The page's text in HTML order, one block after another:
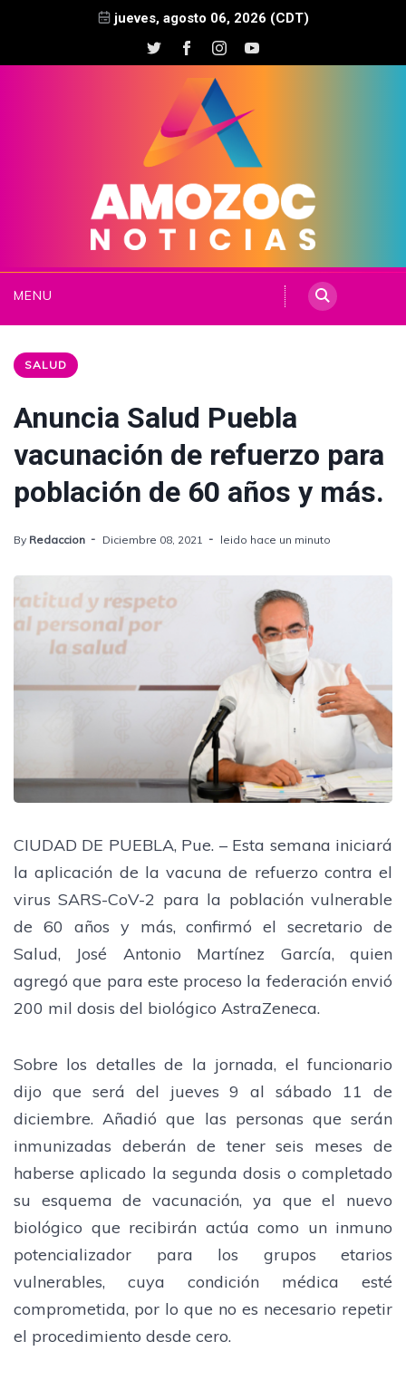
jueves, agosto 06, 2026 (CDT)
MENU
SALUD
Anuncia Salud Puebla
vacunación de refuerzo para
población de 60 años y más.
By Redaccion Diciembre 08, 2021 leido hace un minuto
CIUDAD DE PUEBLA, Pue. – Esta semana iniciará
la aplicación de la vacuna de refuerzo contra el
virus SARS-CoV-2 para la población vulnerable
de 60 años y más, confirmó el secretario de
Salud, José Antonio Martínez García, quien
agregó que para este proceso la federación envió
200 mil dosis del biológico AstraZeneca.
Sobre los detalles de la jornada, el funcionario
dijo que será del jueves 9 al sábado 11 de
diciembre. Añadió que las personas que serán
inmunizadas deberán de tener seis meses de
haberse aplicado la segunda dosis o completado
su esquema de vacunación, ya que el nuevo
biológico que recibirán actúa como un inmuno
potencializador para los grupos etarios
vulnerables, cuya condición médica esté
comprometida, por lo que no es necesario repetir
el procedimiento desde cero.